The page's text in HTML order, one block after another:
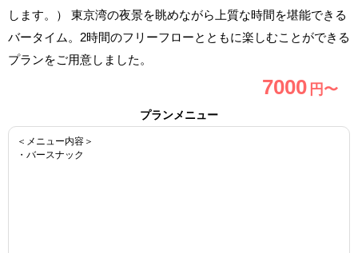
します。） 東京湾の夜景を眺めながら上質な時間を堪能できる
バータイム。2時間のフリーフローとともに楽しむことができる
プランをご用意しました。
7000 円〜
プランメニュー
＜メニュー内容＞
・バースナック